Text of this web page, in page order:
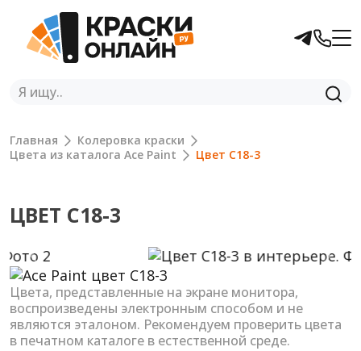
Главная
Колеровка краски
Цвета из каталога Ace Paint
Цвет C18-3
ЦВЕТ C18-3
Previous Next
Цвета, представленные на экране монитора,
воспроизведены электронным способом и не
являются эталоном. Рекомендуем проверить цвета
в печатном каталоге в естественной среде.